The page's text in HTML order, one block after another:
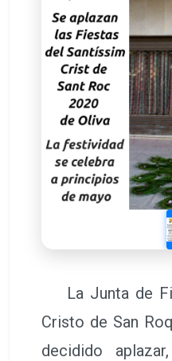
La Junta de
Cristo de San
decidido